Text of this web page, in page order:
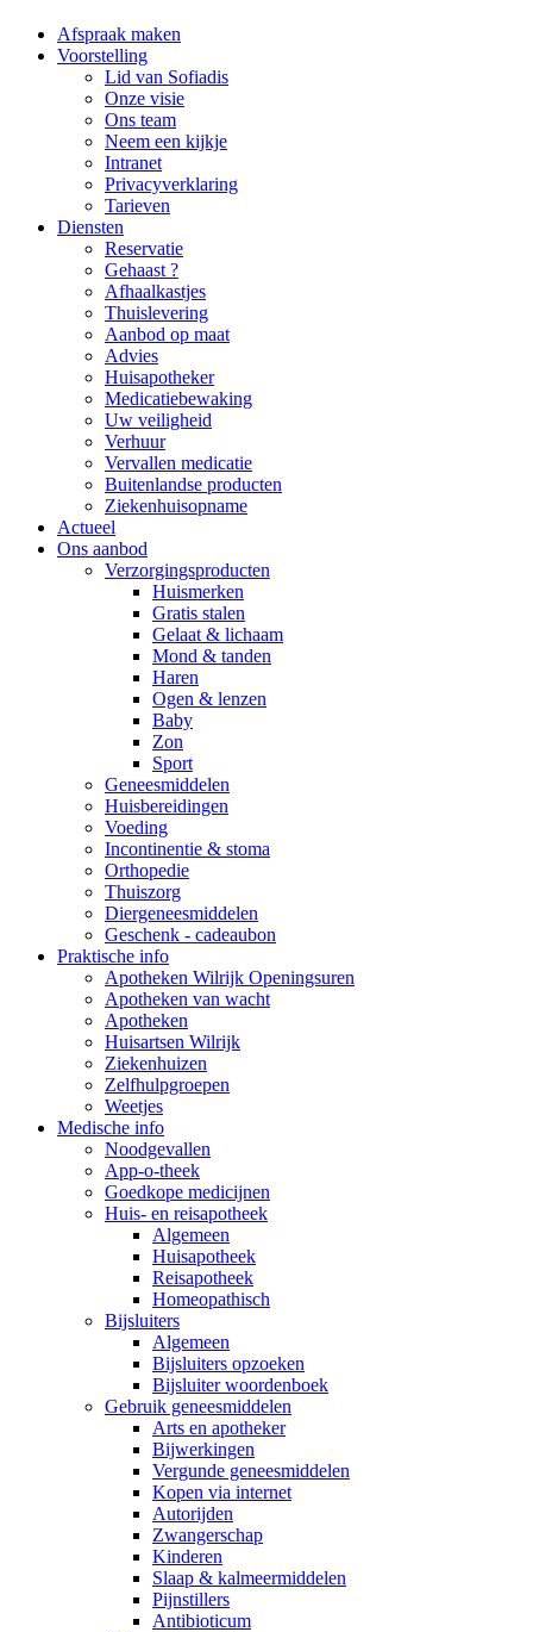
Afspraak maken
Voorstelling
Lid van Sofiadis
Onze visie
Ons team
Neem een kijkje
Intranet
Privacyverklaring
Tarieven
Diensten
Reservatie
Gehaast ?
Afhaalkastjes
Thuislevering
Aanbod op maat
Advies
Huisapotheker
Medicatiebewaking
Uw veiligheid
Verhuur
Vervallen medicatie
Buitenlandse producten
Ziekenhuisopname
Actueel
Ons aanbod
Verzorgingsproducten
Huismerken
Gratis stalen
Gelaat & lichaam
Mond & tanden
Haren
Ogen & lenzen
Baby
Zon
Sport
Geneesmiddelen
Huisbereidingen
Voeding
Incontinentie & stoma
Orthopedie
Thuiszorg
Diergeneesmiddelen
Geschenk - cadeaubon
Praktische info
Apotheken Wilrijk Openingsuren
Apotheken van wacht
Apotheken
Huisartsen Wilrijk
Ziekenhuizen
Zelfhulpgroepen
Weetjes
Medische info
Noodgevallen
App-o-theek
Goedkope medicijnen
Huis- en reisapotheek
Algemeen
Huisapotheek
Reisapotheek
Homeopathisch
Bijsluiters
Algemeen
Bijsluiters opzoeken
Bijsluiter woordenboek
Gebruik geneesmiddelen
Arts en apotheker
Bijwerkingen
Vergunde geneesmiddelen
Kopen via internet
Autorijden
Zwangerschap
Kinderen
Slaap & kalmeermiddelen
Pijnstillers
Antibioticum